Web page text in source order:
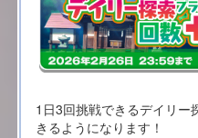
1日3回挑戦できるデイリー
きるようになります！